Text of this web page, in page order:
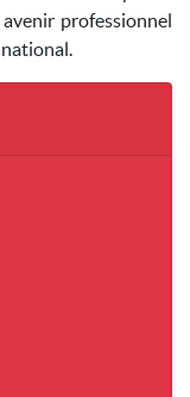
professionnel